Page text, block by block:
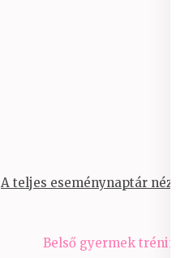
A teljes eseménynaptár nézet
Belső gyermek tréning